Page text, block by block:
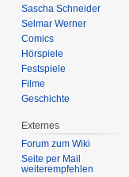
Sascha Schneider
Selmar Werner
Comics
Hörspiele
Festspiele
Filme
Geschichte
Externes
Forum zum Wiki
Seite per Mail
weiterempfehlen